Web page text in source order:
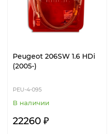
Peugeot 206SW 1.6 HDi
(2005-)
PEU-4-095
В наличии
22260 ₽